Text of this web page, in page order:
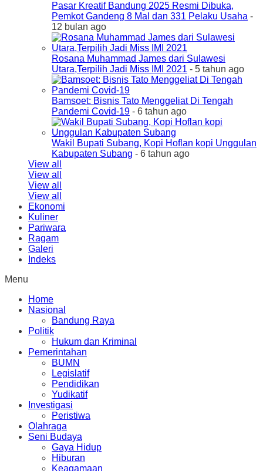
Pasar Kreatif Bandung 2025 Resmi Dibuka,
Pemkot Gandeng 8 Mal dan 331 Pelaku Usaha -
12 bulan ago
Rosana Muhammad James dari Sulawesi
Utara,Terpilih Jadi Miss IMI 2021 - 5 tahun ago
Bamsoet: Bisnis Tato Menggeliat Di Tengah
Pandemi Covid-19 - 6 tahun ago
Wakil Bupati Subang, Kopi Hoflan kopi Unggulan
Kabupaten Subang - 6 tahun ago
View all
View all
View all
View all
Ekonomi
Kuliner
Pariwara
Ragam
Galeri
Indeks
Menu
Home
Nasional
Bandung Raya
Politik
Hukum dan Kriminal
Pemerintahan
BUMN
Legislatif
Pendidikan
Yudikatif
Investigasi
Peristiwa
Olahraga
Seni Budaya
Gaya Hidup
Hiburan
Keagamaan